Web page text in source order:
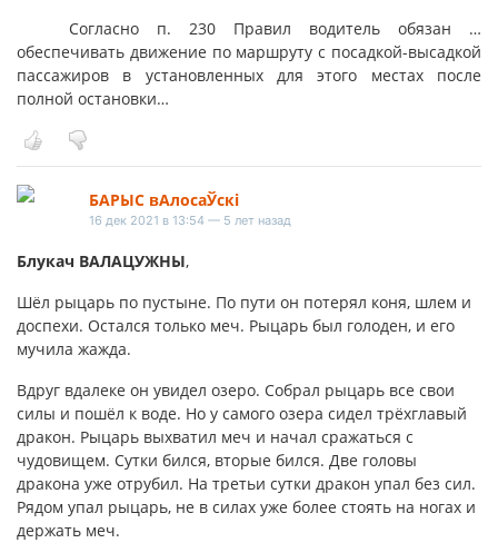
Согласно п. 230 Правил водитель обязан …
обеспечивать движение по маршруту с посадкой-высадкой
пассажиров в установленных для этого местах после
полной остановки…
БАРЫС вАлосаЎскі
16 дек 2021 в 13:54 — 5 лет назад
Блукач ВАЛАЦУЖНЫ,
Шёл рыцарь по пустыне. По пути он потерял коня, шлем и
доспехи. Остался только меч. Рыцарь был голоден, и его
мучила жажда.
Вдруг вдалеке он увидел озеро. Собрал рыцарь все свои
силы и пошёл к воде. Но у самого озера сидел трёхглавый
дракон. Рыцарь выхватил меч и начал сражаться с
чудовищем. Сутки бился, вторые бился. Две головы
дракона уже отрубил. На третьи сутки дракон упал без сил.
Рядом упал рыцарь, не в силах уже более стоять на ногах и
держать меч.